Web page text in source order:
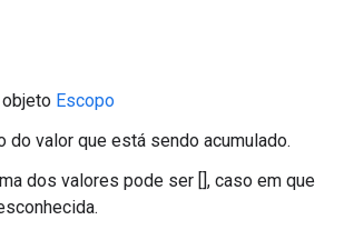
Escopo
do valor que está sendo acumulado.
dos valores pode ser [], caso em que